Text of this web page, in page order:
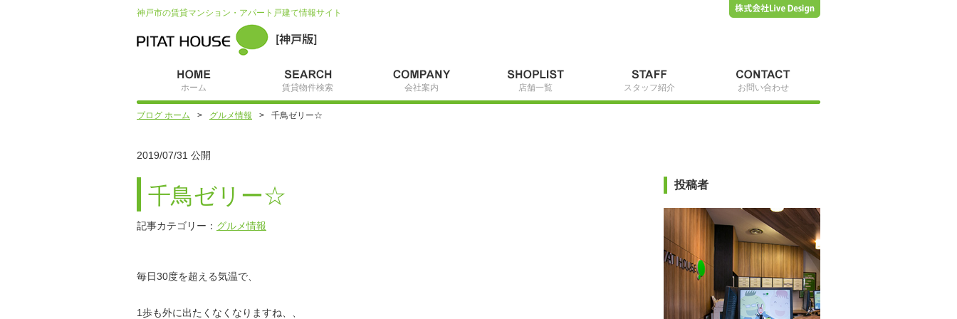
神戸市の賃貸マンション・アパート戸建て情報サイト
ホーム 賃貸物件検索 会社案内 店舗一覧 スタッフ紹介 お問い合わせ
ブログ ホーム グルメ情報 千鳥ゼリー☆
2019/07/31 公開
千鳥ゼリー☆
記事カテゴリー： グルメ情報
毎日30度を超える気温で、
1歩も外に出たくなくなりますね、、
投稿者